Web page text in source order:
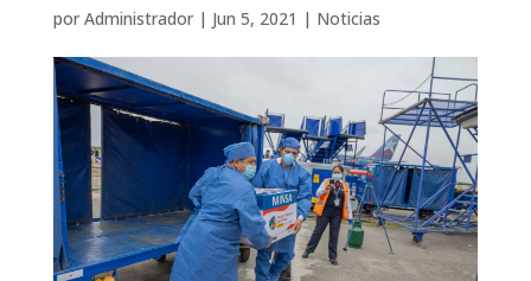
por Administrador| Jun 5, 2021 | Noticias